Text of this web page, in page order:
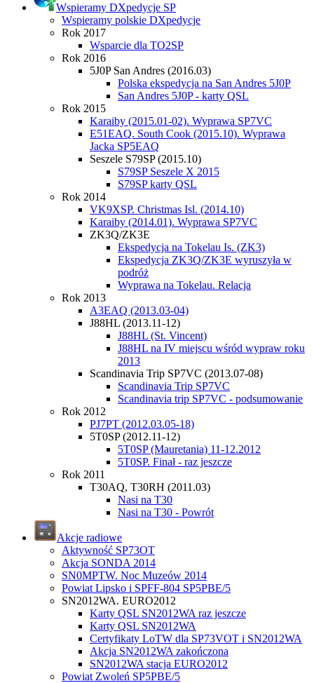
Wspieramy DXpedycje SP
Wspieramy polskie DXpedycje
Rok 2017
Wsparcie dla TO2SP
Rok 2016
5J0P San Andres (2016.03)
Polska ekspedycja na San Andres 5J0P
San Andres 5J0P - karty QSL
Rok 2015
Karaiby (2015.01-02). Wyprawa SP7VC
E51EAQ. South Cook (2015.10). Wyprawa
Jacka SP5EAQ
Seszele S79SP (2015.10)
S79SP Seszele X 2015
S79SP karty QSL
Rok 2014
VK9XSP. Christmas Isl. (2014.10)
Karaiby (2014.01). Wyprawa SP7VC
ZK3Q/ZK3E
Ekspedycja na Tokelau Is. (ZK3)
Ekspedycja ZK3Q/ZK3E wyruszyła w
podróż
Wyprawa na Tokelau. Relacja
Rok 2013
A3EAQ (2013.03-04)
J88HL (2013.11-12)
J88HL (St. Vincent)
J88HL na IV miejscu wśród wypraw roku
2013
Scandinavia Trip SP7VC (2013.07-08)
Scandinavia Trip SP7VC
Scandinavia trip SP7VC - podsumowanie
Rok 2012
PJ7PT (2012.03.05-18)
5T0SP (2012.11-12)
5T0SP (Mauretania) 11-12.2012
5T0SP. Finał - raz jeszcze
Rok 2011
T30AQ, T30RH (2011.03)
Nasi na T30
Nasi na T30 - Powrót
Akcje radiowe
Aktywność SP73OT
Akcja SONDA 2014
SN0MPTW. Noc Muzeów 2014
Powiat Lipsko i SPFF-804 SP5PBE/5
SN2012WA. EURO2012
Karty QSL SN2012WA raz jeszcze
Karty QSL SN2012WA
Certyfikaty LoTW dla SP73VOT i SN2012WA
Akcja SN2012WA zakończona
SN2012WA stacja EURO2012
Powiat Zwoleń SP5PBE/5